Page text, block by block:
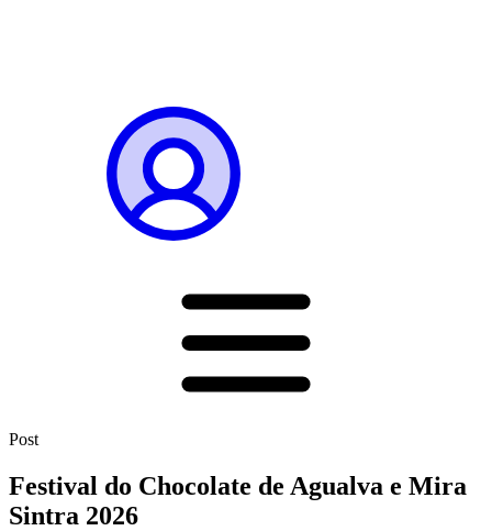
Post
Festival do Chocolate de Agualva e Mira
Sintra 2026